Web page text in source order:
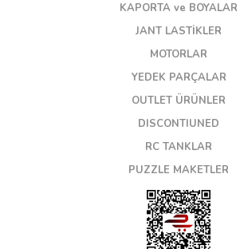
KAPORTA ve BOYALAR
JANT LASTİKLER
MOTORLAR
YEDEK PARÇALAR
OUTLET ÜRÜNLER
DISCONTIUNED
RC TANKLAR
PUZZLE MAKETLER